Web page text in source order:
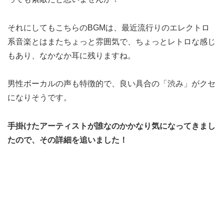
それにしてもこちらのBGMは、最近流行りのエレクトロ
系音楽とはまたちょっと雰囲気で、ちょっとレトロな感じ
もあり、なかなか耳に残りますね。
男性ボーカルの声も特徴的で、良い具合の「渋み」がクセ
になりそうです。
手掛けたアーティストが誰なのかかなり気になってきまし
たので、その詳細を追いました！